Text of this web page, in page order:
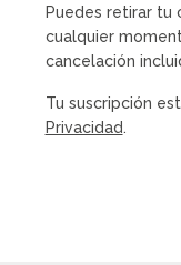
Puedes retirar tu
cualquier
cancelación
Tu suscripción
Privacidad.